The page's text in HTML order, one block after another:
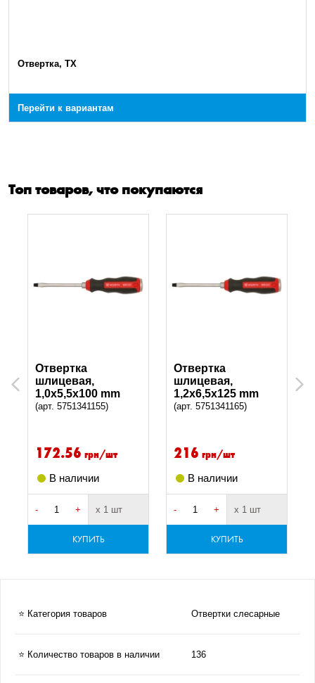
Отвертка, TX
Перейти к вариантам
Топ товаров, что покупаются
Previous
Отвертка
шлицевая,
1,0x5,5x100 mm
(арт. 5751341155)
172.56 грн/шт
В наличии
- + х 1 шт
КУПИТЬ
Отвертка
шлицевая,
1,2x6,5x125 mm
(арт. 5751341165)
216 грн/шт
В наличии
- + х 1 шт
КУПИТЬ
Next
⭐ Категория товаров Отвертки слесарные
⭐ Количество товаров в наличии 136